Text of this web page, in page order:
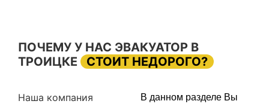
ПОЧЕМУ У НАС ЭВАКУАТОР В
ТРОИЦКЕ
СТОИТ НЕДОРОГО?
Наша компания
В данном разделе Вы